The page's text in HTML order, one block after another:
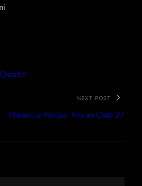
NEXT POST
Marie.Lie Reclus Trio au Club 27